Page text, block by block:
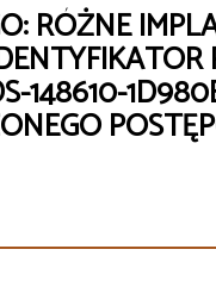
RÓŻNE
148610-